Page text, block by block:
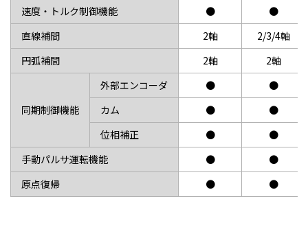
速度・トルク制御機能
●
●
直線補間
2軸
2/3/4軸
円弧補間
2軸 2軸
同期制御機能
外部エンコーダ ●
●
カム
●
●
位相補正
●
●
手動パルサ運転機能
●
●
原点復帰
● ●